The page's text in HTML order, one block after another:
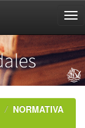
NORMATIVA